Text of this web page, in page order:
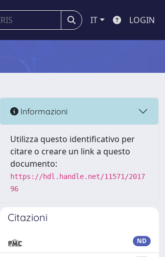
IT LOGIN
Informazioni
Utilizza questo identificativo per
citare o creare un link a questo
documento:
https://hdl.handle.net/11571/2017
96
Citazioni
ND